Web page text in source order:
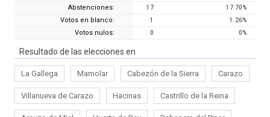
Abstenciones: 17 17.70%
Votos en blanco: 1 1.26%
Votos nulos: 0 0%
Resultado de las elecciones en
La Gallega Mamolar Cabezón de la Sierra Carazo
Villanueva de Carazo Hacinas Castrillo de la Reina